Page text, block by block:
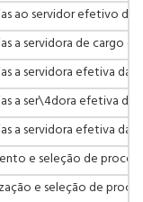
ao servidor efetivo dá
a servidora de cargo
a servidora efetiva dá
a ser\4dora efetiva dá
a servidora efetiva dá
e seleção de
e seleção de